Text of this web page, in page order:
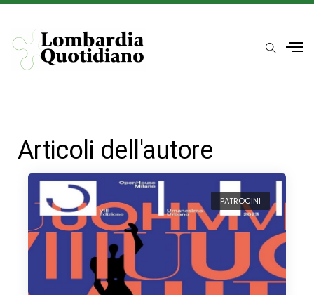
Articoli dell'autore
PATROCINI